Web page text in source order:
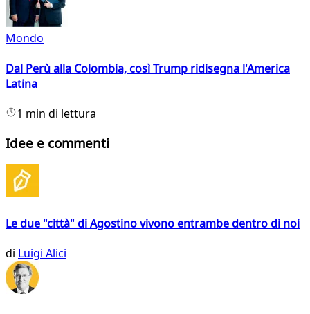
Mondo
Dal Perù alla Colombia, così Trump ridisegna l'America
Latina
1 min di lettura
Idee e commenti
Le due "città" di Agostino vivono entrambe dentro di noi
di Luigi Alici